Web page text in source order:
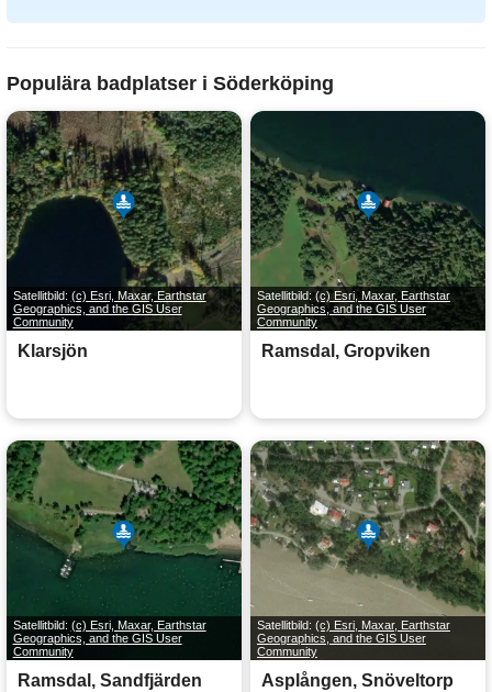
Populära badplatser i Söderköping
Satellitbild: (c) Esri, Maxar, Earthstar
Geographics, and the GIS User
Community
Klarsjön
Satellitbild: (c) Esri, Maxar, Earthstar
Geographics, and the GIS User
Community
Ramsdal, Gropviken
Satellitbild: (c) Esri, Maxar, Earthstar
Geographics, and the GIS User
Community
Ramsdal, Sandfjärden
Satellitbild: (c) Esri, Maxar, Earthstar
Geographics, and the GIS User
Community
Asplången, Snöveltorp